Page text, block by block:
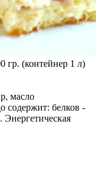
гр. (контейнер 1 л)
масло
содержит: белков -
Энергетическая